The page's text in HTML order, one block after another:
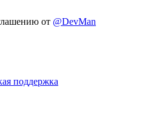
от @DevMan
поддержка